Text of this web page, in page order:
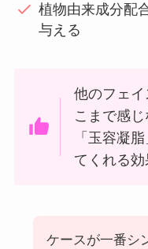
植物由来成分配
与える
他のフェ
こまで感
「玉容凝
てくれる効
ケースが一番シ